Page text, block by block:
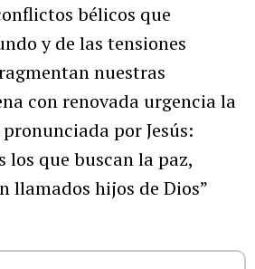
bélicos que
y de las tensiones
nuestras
con renovada urgencia la
por Jesús:
los que buscan la paz,
llamados hijos de Dios”